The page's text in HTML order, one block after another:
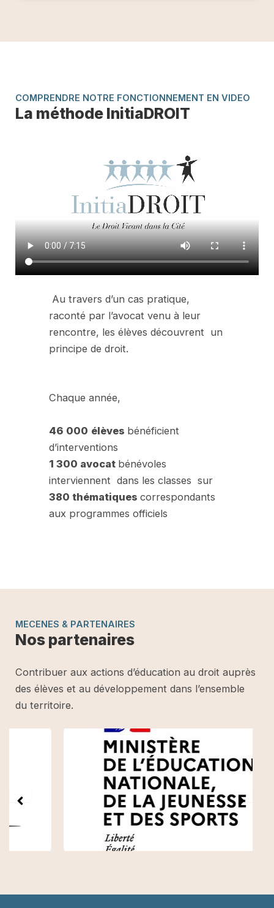
COMPRENDRE NOTRE FONCTIONNEMENT EN VIDEO
La méthode InitiaDROIT
Au travers d’un cas pratique,
raconté par l’avocat venu à leur
rencontre, les élèves découvrent un
principe de droit.
Chaque année,
46 000 élèves bénéficient
d’interventions
1 300 avocat bénévoles
interviennent dans les classes sur
380 thématiquescorrespondants
aux programmes officiels
MECENES & PARTENAIRES
Nos partenaires
Contribuer aux actions d’éducation au droit auprès
des élèves et au développement dans l’ensemble
du territoire.